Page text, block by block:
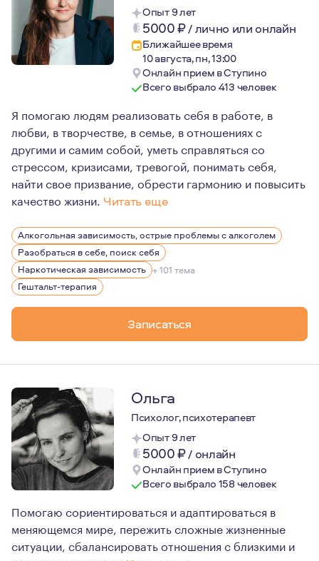
Опыт 9 лет
5000₽/лично или онлайн
Ближайшее время
10 августа, пн, 13:00
Онлайн прием в Ступино
Всего выбрало 413 человек
Я помогаю людям реализовать себя в работе, в
любви, в творчестве, в семье, в отношениях с
другими и самим собой, уметь справляться со
стрессом, кризисами, тревогой, понимать себя,
найти свое призвание, обрести гармонию и повысить
качество жизни. Читать еще
Психология всегда меня интересовала, как способ
Хорошая психотерапия может многое изменить, и
Мои личные качества психолога: Я эмоционально
И самое важное про меня-это честность и глубокое
Алкогольная зависимость, острые проблемы с алкоголем
Разобраться в себе, поиск себя
Наркотическая зависимость + 101 тема
Гештальт-терапия
Записаться
Ольга
Психолог, психотерапевт
Опыт 9 лет
5000₽/ онлайн
Онлайн прием в Ступино
Всего выбрало 158 человек
Помогаю сориентироваться и адаптироваться в
меняющемся мире, пережить сложные жизненные
ситуации, сбалансировать отношения с близкими и